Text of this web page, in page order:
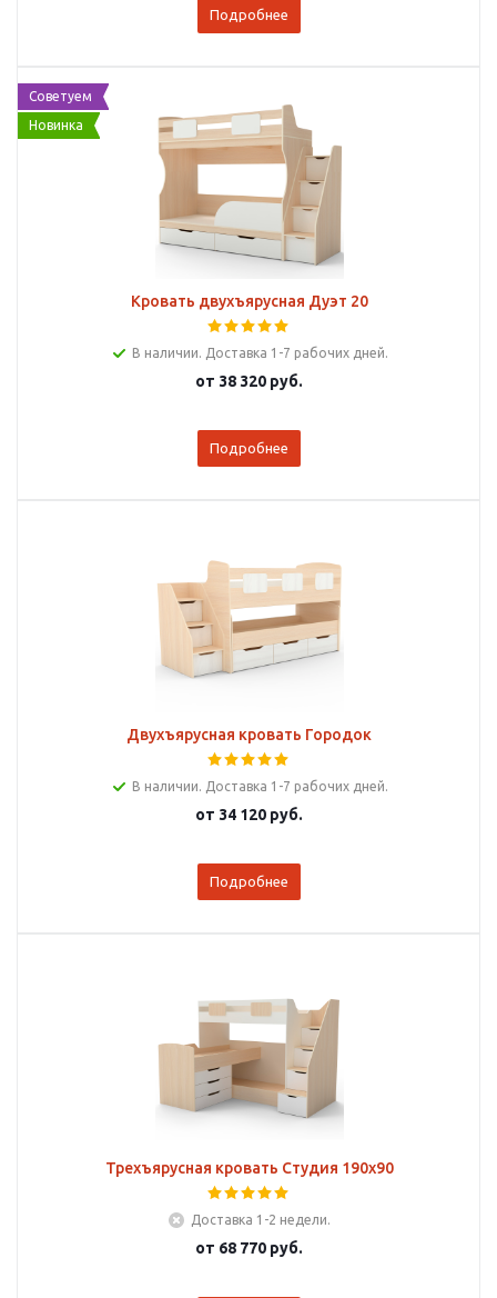
Подробнее
Советуем
Новинка
Кровать двухъярусная Дуэт 20
В наличии. Доставка 1-7 рабочих дней.
от 38 320 руб.
Подробнее
Двухъярусная кровать Городок
В наличии. Доставка 1-7 рабочих дней.
от 34 120 руб.
Подробнее
Трехъярусная кровать Студия 190х90
Доставка 1-2 недели.
от 68 770 руб.